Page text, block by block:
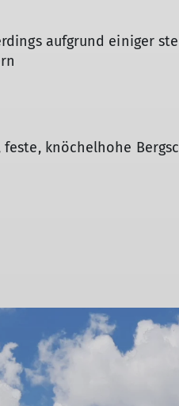
aufgrund einiger
feste, knöchelhohe